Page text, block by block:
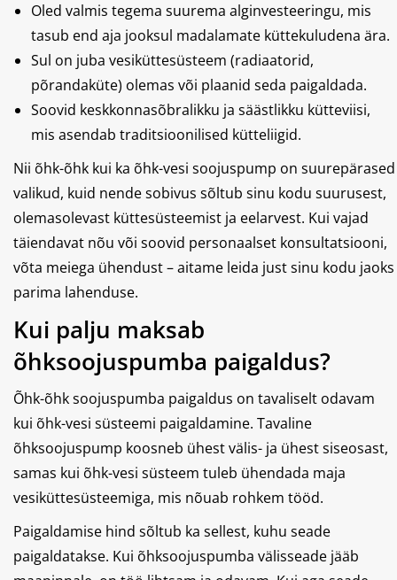
Oled valmis tegema suurema alginvesteeringu, mis
tasub end aja jooksul madalamate küttekuludena ära.
Sul on juba vesiküttesüsteem (radiaatorid,
põrandaküte) olemas või plaanid seda paigaldada.
Soovid keskkonnasõbralikku ja säästlikku kütteviisi,
mis asendab traditsioonilised kütteliigid.
Nii õhk-õhk kui ka õhk-vesi soojuspump on suurepärased
valikud, kuid nende sobivus sõltub sinu kodu suurusest,
olemasolevast küttesüsteemist ja eelarvest. Kui vajad
täiendavat nõu või soovid personaalset konsultatsiooni,
võta meiega ühendust – aitame leida just sinu kodu jaoks
parima lahenduse.
Kui palju maksab
õhksoojuspumba paigaldus?
Õhk-õhk soojuspumba paigaldus on tavaliselt odavam
kui õhk-vesi süsteemi paigaldamine. Tavaline
õhksoojuspump koosneb ühest välis- ja ühest siseosast,
samas kui õhk-vesi süsteem tuleb ühendada maja
vesiküttesüsteemiga, mis nõuab rohkem tööd.
Paigaldamise hind sõltub ka sellest, kuhu seade
paigaldatakse. Kui õhksoojuspumba välisseade jääb